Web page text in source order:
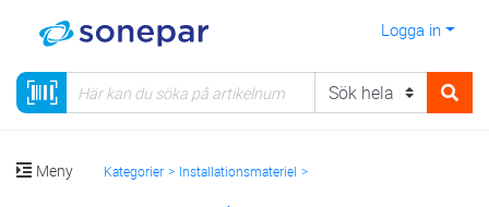
Logga in
Meny Kategorier Installationsmateriel